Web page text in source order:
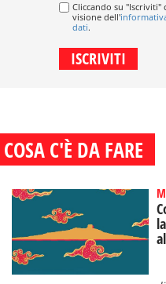
Cliccando su
visione dell'
dati.
COSA C'È DA FARE